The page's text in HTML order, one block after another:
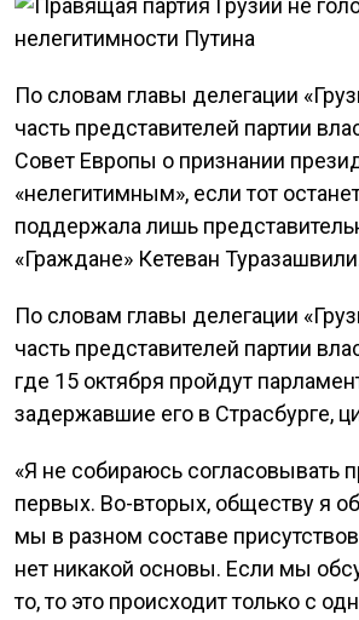
По словам главы делегации
часть представителей партии
Совет Европы о признании
«нелегитимным», если тот
поддержала лишь
«Граждане» Кетеван
По словам главы делегации
часть представителей партии
где 15 октября пройдут
задержавшие его в Страсбурге,
«Я не собираюсь согласовывать
первых. Во-вторых, обществу я
мы в разном составе
нет никакой основы. Если мы
то, то это происходит только с